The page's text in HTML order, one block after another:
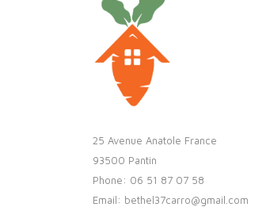
25 Avenue Anatole France
93500 Pantin
Phone: 06 51 87 07 58
Email: bethel37carro@gmail.com